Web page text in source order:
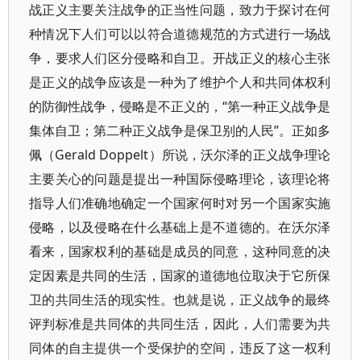
战正义主要关注战争的正当性问题，致力于探讨在何
种情况下人们可以以符合道德规范的方式进行一场战
争，要求人们区分侵略和自卫。开战正义的核心主张
是正义的战争应该是一种为了维护个人和共同体权利
的防御性战争，侵略是不正义的，“第一种正义战争是
集体自卫；第二种正义战争是保卫别的人民”。正如多
佩（Gerald Doppelt）所说，沃尔泽的正义战争理论
主要关心的问题是提出一种国际侵略理论，该理论将
指导人们准确地确定一个国家何时对另一个国家实施
侵略，以及侵略在什么基础上是不道德的。在沃尔泽
看来，国家权利的基础是成员的同意，这种同意的决
定因素是共同的生活，国家的道德地位取决于它所保
卫的共同生活的现实性。也就是说，正义战争的最终
评判标准是共同体的共同生活，因此，人们需要为共
同体的自主提供一个受保护的空间，违反了这一权利